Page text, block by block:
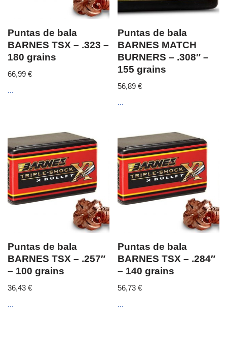
Puntas de bala
BARNES TSX – .323 –
180 grains
66,99 €
...
Puntas de bala
BARNES MATCH
BURNERS – .308″ –
155 grains
56,89€
...
Puntas de bala
BARNES TSX – .257″
– 100 grains
36,43 €
...
Puntas de bala
BARNES TSX – .284″
– 140 grains
56,73€
...